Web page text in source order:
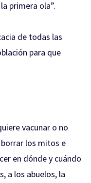
primera ola”.
de todas las
para que
vacunar o no
los mitos e
en dónde y cuándo
a los abuelos, la